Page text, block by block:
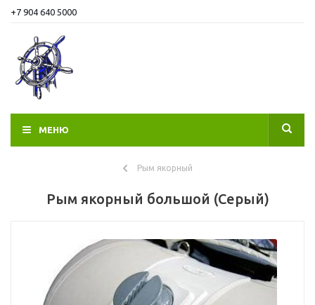
+7 904 640 5000
МЕНЮ
Рым якорный
Рым якорный большой (Серый)